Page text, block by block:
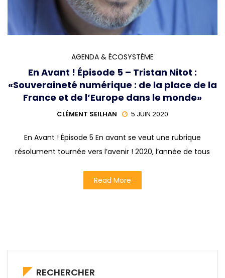
AGENDA & ÉCOSYSTÈME
En Avant ! Épisode 5 – Tristan Nitot :
«Souveraineté numérique : de la place de la
France et de l’Europe dans le monde»
CLÉMENT SEILHAN 5 JUIN 2020
En Avant ! Épisode 5 En avant se veut une rubrique
résolument tournée vers l’avenir ! 2020, l’année de tous
Read More
RECHERCHER